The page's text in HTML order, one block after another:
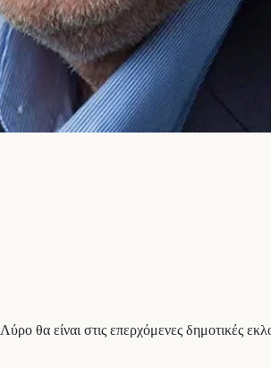
θα είναι στις επερχόμενες δημοτικές